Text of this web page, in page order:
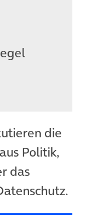
die
Politik,
das